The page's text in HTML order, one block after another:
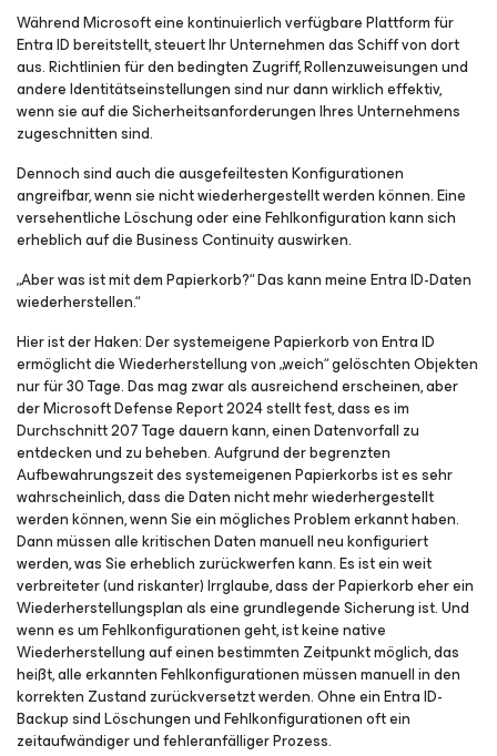
Während Microsoft eine kontinuierlich verfügbare Plattform für
Entra ID bereitstellt, steuert Ihr Unternehmen das Schiff von dort
aus. Richtlinien für den bedingten Zugriff, Rollenzuweisungen und
andere Identitätseinstellungen sind nur dann wirklich effektiv,
wenn sie auf die Sicherheitsanforderungen Ihres Unternehmens
zugeschnitten sind.
Dennoch sind auch die ausgefeiltesten Konfigurationen
angreifbar, wenn sie nicht wiederhergestellt werden können. Eine
versehentliche Löschung oder eine Fehlkonfiguration kann sich
erheblich auf die Business Continuity auswirken.
„Aber was ist mit dem Papierkorb?“ Das kann meine Entra ID-Daten
wiederherstellen.“
Hier ist der Haken: Der systemeigene Papierkorb von Entra ID
ermöglicht die Wiederherstellung von „weich“ gelöschten Objekten
nur für 30 Tage. Das mag zwar als ausreichend erscheinen, aber
der Microsoft Defense Report 2024 stellt fest, dass es im
Durchschnitt 207 Tage dauern kann, einen Datenvorfall zu
entdecken und zu beheben. Aufgrund der begrenzten
Aufbewahrungszeit des systemeigenen Papierkorbs ist es sehr
wahrscheinlich, dass die Daten nicht mehr wiederhergestellt
werden können, wenn Sie ein mögliches Problem erkannt haben.
Dann müssen alle kritischen Daten manuell neu konfiguriert
werden, was Sie erheblich zurückwerfen kann. Es ist ein weit
verbreiteter (und riskanter) Irrglaube, dass der Papierkorb eher ein
Wiederherstellungsplan als eine grundlegende Sicherung ist. Und
wenn es um Fehlkonfigurationen geht, ist keine native
Wiederherstellung auf einen bestimmten Zeitpunkt möglich, das
heißt, alle erkannten Fehlkonfigurationen müssen manuell in den
korrekten Zustand zurückversetzt werden. Ohne ein Entra ID-
Backup sind Löschungen und Fehlkonfigurationen oft ein
zeitaufwändiger und fehleranfälliger Prozess.